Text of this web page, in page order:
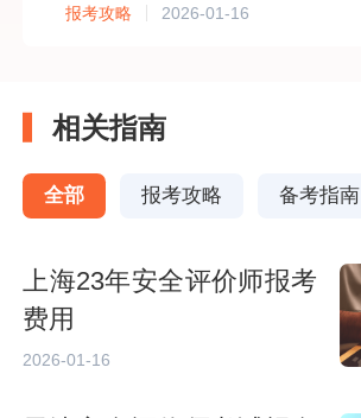
报考攻略 2026-01-16
相关指南
全部 报考攻略 备考指南
上海23年安全评价师报考
费用
2026-01-16